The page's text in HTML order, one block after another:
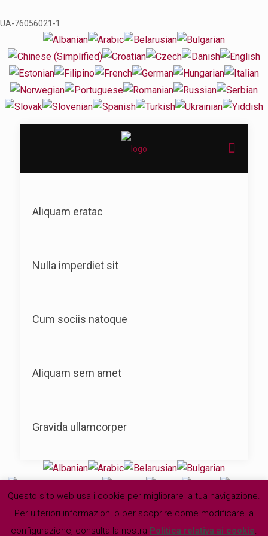
UA-76056021-1
Aliquam eratac
Nulla imperdiet sit
Cum sociis natoque
Aliquam sem amet
Gravida ullamcorper
Questo sito web usa i cookie per migliorare la tua navigazione.
Per ulteriori informazioni o per scoprire come modificare la
configurazione, consulta la nostra Politica relativa ai cookie.